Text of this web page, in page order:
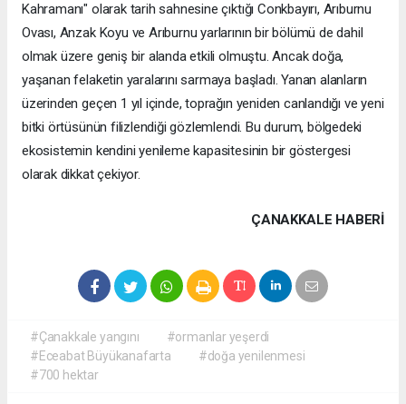
Kahramanı" olarak tarih sahnesine çıktığı Conkbayırı, Arıburnu
Ovası, Anzak Koyu ve Arıburnu yarlarının bir bölümü de dahil
olmak üzere geniş bir alanda etkili olmuştu. Ancak doğa,
yaşanan felaketin yaralarını sarmaya başladı. Yanan alanların
üzerinden geçen 1 yıl içinde, toprağın yeniden canlandığı ve yeni
bitki örtüsünün filizlendiği gözlemlendi. Bu durum, bölgedeki
ekosistemin kendini yenileme kapasitesinin bir göstergesi
olarak dikkat çekiyor.
ÇANAKKALE HABERİ
#Çanakkale yangını
#ormanlar yeşerdi
#Eceabat Büyükanafarta
#doğa yenilenmesi
#700 hektar